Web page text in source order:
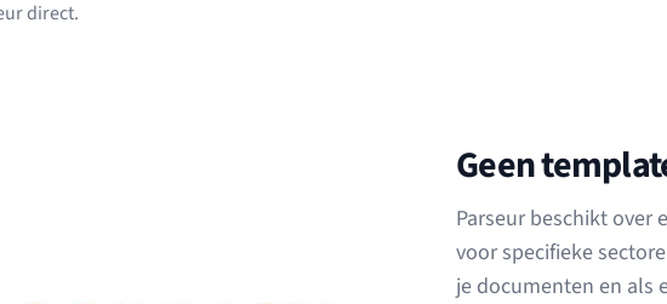
direct.
Geen
Parseur beschikt over
voor specifieke
je documenten en als